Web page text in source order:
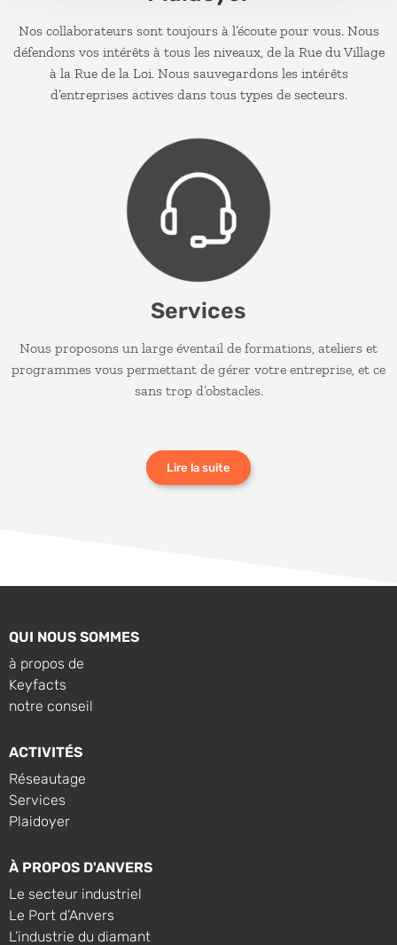
Nos collaborateurs sont toujours à l’écoute pour vous. Nous
défendons vos intérêts à tous les niveaux, de la Rue du Village
à la Rue de la Loi. Nous sauvegardons les intérêts
d’entreprises actives dans tous types de secteurs.
Services
Nous proposons un large éventail de formations, ateliers et
programmes vous permettant de gérer votre entreprise, et ce
sans trop d’obstacles.
Lire la suite
QUI NOUS SOMMES
à propos de
Keyfacts
notre conseil
ACTIVITÉS
Réseautage
Services
Plaidoyer
À PROPOS D'ANVERS
Le secteur industriel
Le Port d’Anvers
L’industrie du diamant